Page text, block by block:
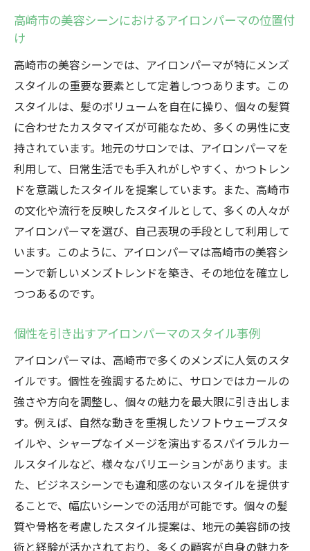
高崎市の美容シーンにおけるアイロンパーマの位置付
け
高崎市の美容シーンでは、アイロンパーマが特にメンズ
スタイルの重要な要素として定着しつつあります。この
スタイルは、髪のボリュームを自在に操り、個々の髪質
に合わせたカスタマイズが可能なため、多くの男性に支
持されています。地元のサロンでは、アイロンパーマを
利用して、日常生活でも手入れがしやすく、かつトレン
ドを意識したスタイルを提案しています。また、高崎市
の文化や流行を反映したスタイルとして、多くの人々が
アイロンパーマを選び、自己表現の手段として利用して
います。このように、アイロンパーマは高崎市の美容シ
ーンで新しいメンズトレンドを築き、その地位を確立し
つつあるのです。
個性を引き出すアイロンパーマのスタイル事例
アイロンパーマは、高崎市で多くのメンズに人気のスタ
イルです。個性を強調するために、サロンではカールの
強さや方向を調整し、個々の魅力を最大限に引き出しま
す。例えば、自然な動きを重視したソフトウェーブスタ
イルや、シャープなイメージを演出するスパイラルカー
ルスタイルなど、様々なバリエーションがあります。ま
た、ビジネスシーンでも違和感のないスタイルを提供す
ることで、幅広いシーンでの活用が可能です。個々の髪
質や骨格を考慮したスタイル提案は、地元の美容師の技
術と経験が活かされており、多くの顧客が自身の魅力を